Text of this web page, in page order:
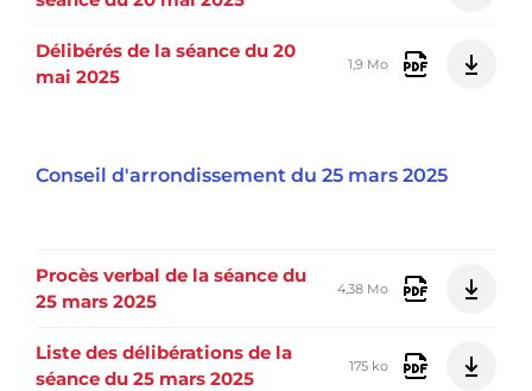
Délibérés de la séance du 20
mai 2025
1,9 Mo
Conseil d'arrondissement du 25 mars 2025
Procès verbal de la séance du
25 mars 2025
4,38 Mo
Liste des délibérations de la
séance du 25 mars 2025
175 ko